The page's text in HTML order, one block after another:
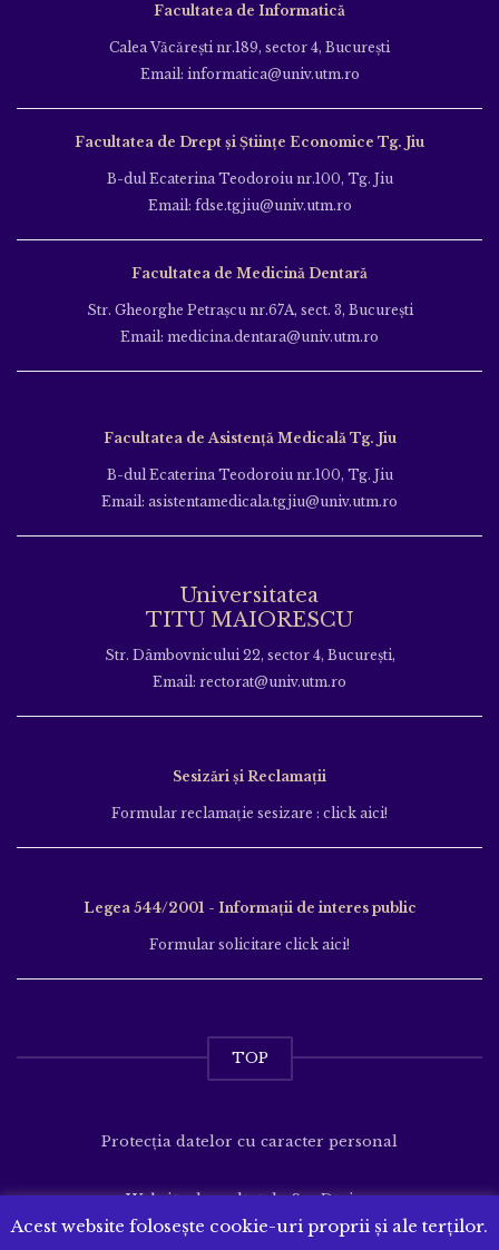
Facultatea de Informatică
Calea Văcăreşti nr.189, sector 4, Bucureşti
Email: informatica@univ.utm.ro
Facultatea de Drept și Științe Economice Tg. Jiu
B-dul Ecaterina Teodoroiu nr.100, Tg. Jiu
Email: fdse.tgjiu@univ.utm.ro
Facultatea de Medicină Dentară
Str. Gheorghe Petraşcu nr.67A, sect. 3, Bucureşti
Email: medicina.dentara@univ.utm.ro
Facultatea de Asistență Medicală Tg. Jiu
B-dul Ecaterina Teodoroiu nr.100, Tg. Jiu
Email: asistentamedicala.tgjiu@univ.utm.ro
Universitatea
TITU MAIORESCU
Str. Dâmbovnicului 22, sector 4, București,
Email: rectorat@univ.utm.ro
Sesizări și Reclamații
Formular reclamație sesizare : click aici!
Legea 544/2001 - Informații de interes public
Formular solicitare click aici!
TOP
Protecția datelor cu caracter personal
Website dezvoltat deSenDesign
Acest website folosește cookie-uri proprii și ale terților.